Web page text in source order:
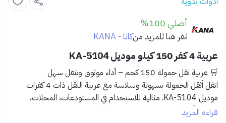
أصلي 100%
انقر هنا للمزيد منكانا - KANA
عربية 4 كفر 150 كيلو موديل KA-5104
🛒 عربية نقل حمولة 150 كجم – أداء موثوق وتنقل سهل
انقل أثقل الحمولة بسهولة وسلاسة مع
عربية النقل ذات 4 كفرات
موديل KA-5104
. مثالية للاستخدام في المستودعات، المحلات،
الورش، أو حتى في المنزل.
قراءة المزيد